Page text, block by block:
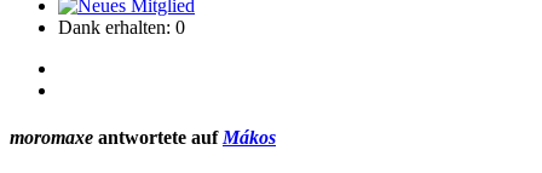
Dank erhalten: 0
moromaxe antwortete auf Mákos